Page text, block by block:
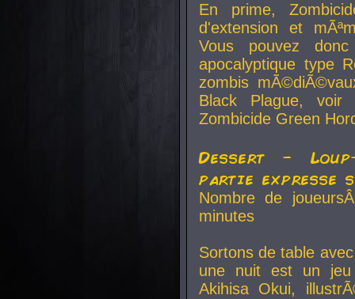
En prime,
d'extension et
Vous pouvez
apocalyptique type
zombis
Black Plague,
Zombicide Green
Dessert -
partie expresse
Nombre de
minutes
Sortons de table
une nuit est un
Akihisa Okui,